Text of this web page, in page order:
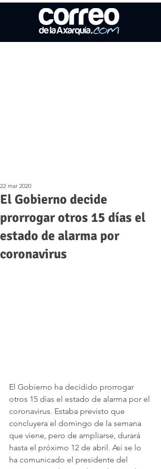
El Gobierno decide
prorrogar otros 15 días el
estado de alarma por
coronavirus
22 mar 2020
El Gobierno ha decidido prorrogar
otros 15 días el estado de alarma por el
coronavirus. Estaba previsto que
concluyera el domingo de la semana
que viene, pero de ampliarse, durará
hasta el próximo 12 de abril. Así se lo
ha comunicado el presidente del